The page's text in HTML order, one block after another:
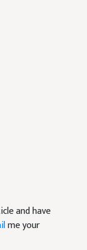
and have
me your